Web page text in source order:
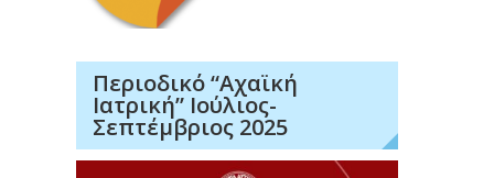
Περιοδικό “Αχαϊκή
Ιατρική” Ιούλιος-
Σεπτέμβριος 2025